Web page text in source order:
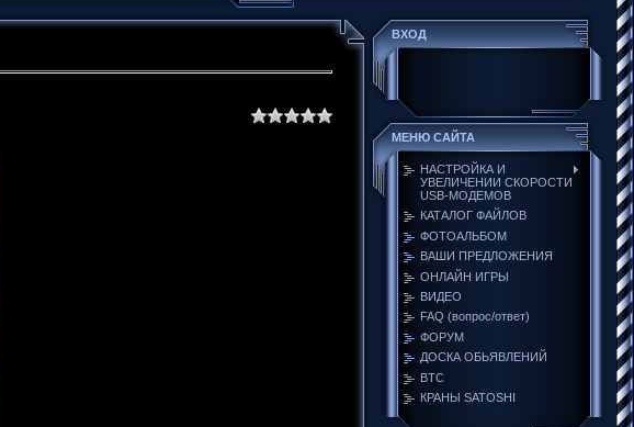
ВХОД
МЕНЮ САЙТА
НАСТРОЙКА И
УВЕЛИЧЕНИИ СКОРОСТИ
USB-МОДЕМОВ
КАТАЛОГ ФАЙЛОВ
ФОТОАЛЬБОМ
ВАШИ ПРЕДЛОЖЕНИЯ
ОНЛАЙН ИГРЫ
ВИДЕО
FAQ (вопрос/ответ)
ФОРУМ
ДОСКА ОБЬЯВЛЕНИЙ
BTC
КРАНЫ SATOSHI